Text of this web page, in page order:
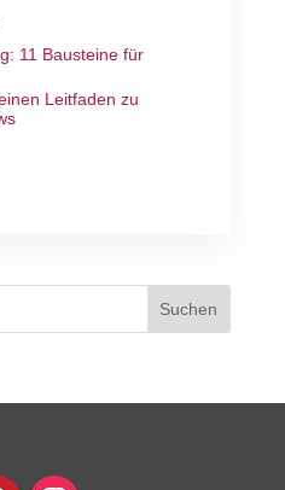
11 Bausteine für
Leitfaden zu